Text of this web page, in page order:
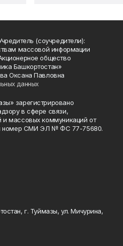
(соучредители):
массовой информации
общество
Башкортостан»
Оксана Павловна
данных
зарегистрировано
в сфере связи,
и массовых коммуникаций от
номер СМИ ЭЛ № ФС 77-75680.
г. Туймазы, ул. Мичурина,